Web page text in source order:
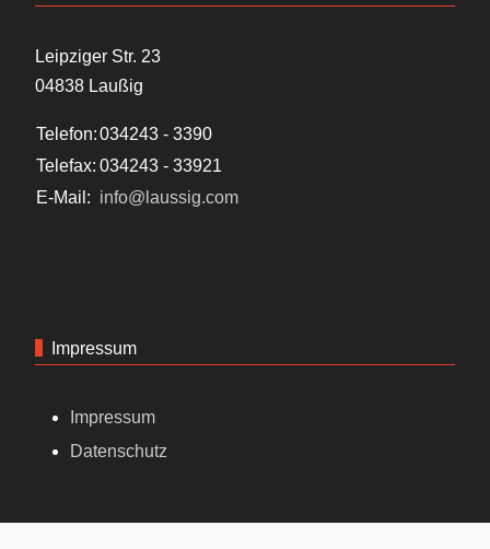
Leipziger Str. 23
04838 Laußig
Telefon:034243 - 3390
Telefax: 034243 - 33921
E-Mail: info@laussig.com
Impressum
Impressum
Datenschutz